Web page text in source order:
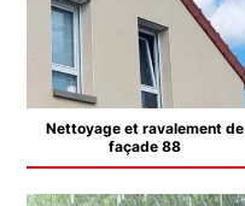
Nettoyage et ravalement de
façade 88